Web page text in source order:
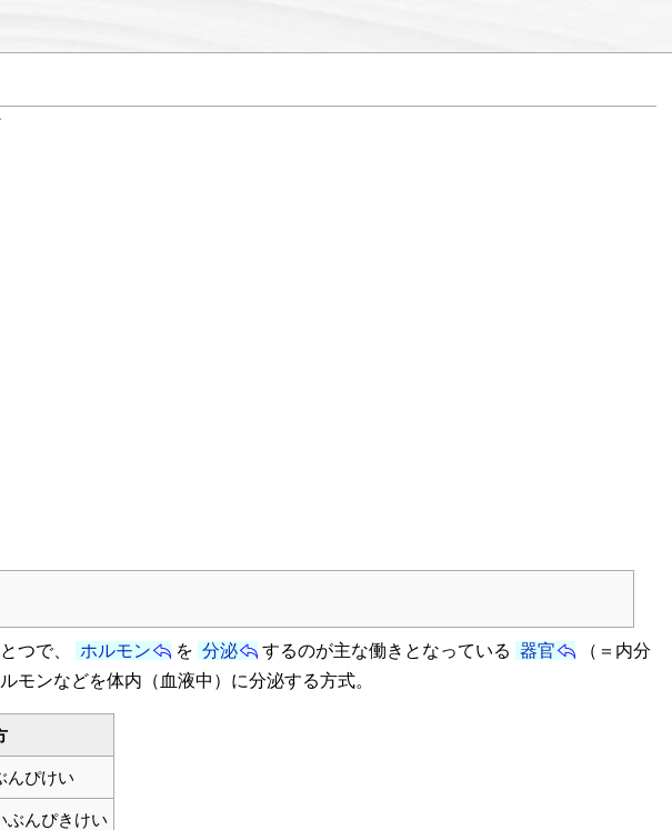
つで、 ホルモン を 分泌 するのが主な働きとなっている 器官
（＝内分
モンなどを体内（血液中）に分泌する方式。
んぴけい
ぶんぴきけい